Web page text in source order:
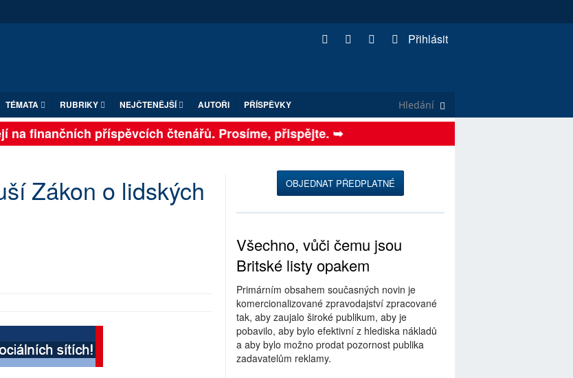
Přihlásit
TÉMATA RUBRIKY NEJČTENĚJŠÍ AUTOŘI PŘÍSPĚVKY
finančních příspěvcích čtenářů. Prosíme, přispějte. ➥
Zákon o lidských OBJEDNAT PŘEDPLATNÉ
Všechno, vůči čemu jsou
Britské listy opakem
Primárním obsahem současných novin je
komercionalizované zpravodajství zpracované
tak, aby zaujalo široké publikum, aby je
pobavilo, aby bylo efektivní z hlediska nákladů
a aby bylo možno prodat pozornost publika
zadavatelům reklamy.